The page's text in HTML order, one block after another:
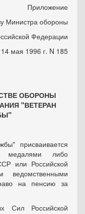
Приложение
Министра обороны
Федерации
14 мая 1996 г. N 185
ОБОРОНЫ
"ВЕТЕРАН
присваивается
медалями либо
или Российской
ведомственными
на пенсию за
Сил Российской